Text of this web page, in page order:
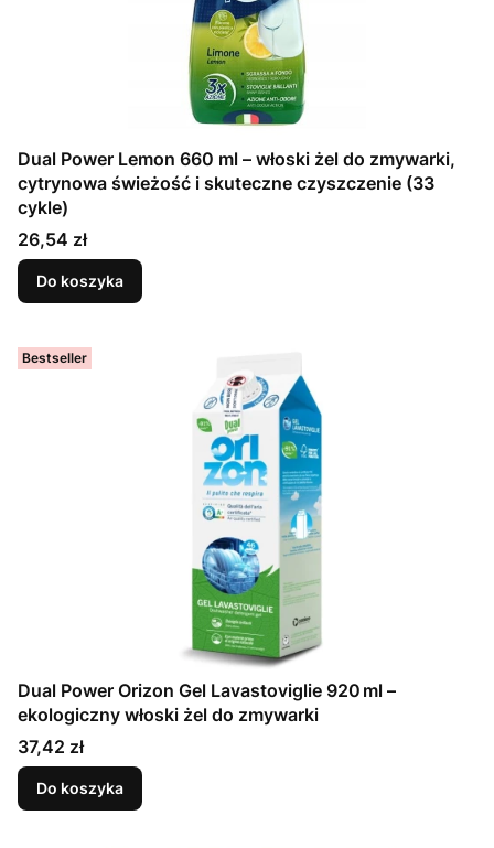
Dual Power Lemon 660 ml – włoski żel do zmywarki,
cytrynowa świeżość i skuteczne czyszczenie (33
cykle)
Cena
26,54 zł
Do koszyka
Bestseller
Dual Power Orizon Gel Lavastoviglie 920 ml –
ekologiczny włoski żel do zmywarki
Cena
37,42 zł
Do koszyka